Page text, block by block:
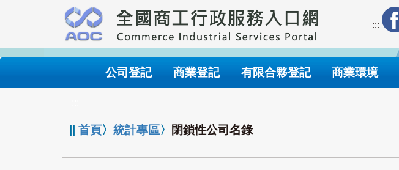
要
內
:::
公司登記 商業登記 有限合夥登記 商業環境
||首頁〉統計專區〉 閉鎖性公司名錄